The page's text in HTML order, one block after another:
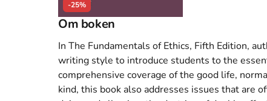
-25%
Om boken
In The Fundamentals of Ethics, Fifth Edition,
writing style to introduce students to the
comprehensive coverage of the good life,
kind, this book also addresses issues that are